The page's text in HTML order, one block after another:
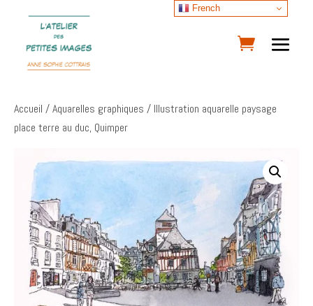
Accueil /Aquarelles graphiques / Illustration aquarelle paysage
place terre au duc, Quimper
French